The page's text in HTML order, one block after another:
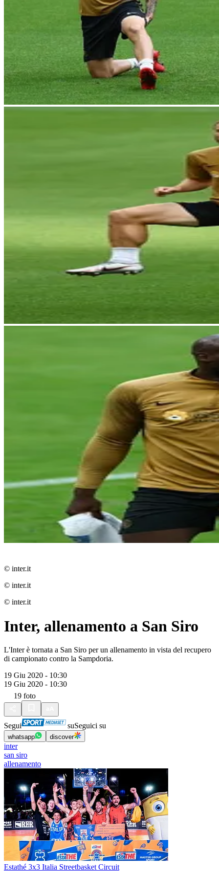
© inter.it
© inter.it
© inter.it
Inter, allenamento a San Siro
L'Inter è tornata a San Siro per un allenamento in vista del recupero
di campionato contro la Sampdoria.
19 Giu 2020 - 10:30
19 Giu 2020 - 10:30
19 foto
Segui suSeguici su
whatsapp discover
inter
san siro
allenamento
Estathé 3x3 Italia Streetbasket Circuit